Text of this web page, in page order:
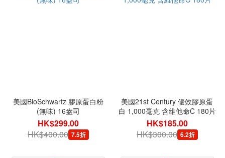
美國BioSchwartz 膠原蛋白粉
(無味) 16盎司
HK$299.00
HK$400.00 7.5折
美國21st Century 優效膠原蛋
白 1,000毫克 含維他命C 180片
HK$185.00
HK$300.00 6.2折